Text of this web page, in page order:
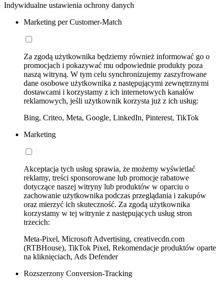
Indywidualne ustawienia ochrony danych
Marketing per Customer-Match
Za zgodą użytkownika będziemy również informować go o
promocjach i pokazywać mu odpowiednie produkty poza
naszą witryną. W tym celu synchronizujemy zaszyfrowane
dane osobowe użytkownika z następującymi zewnętrznymi
dostawcami i korzystamy z ich internetowych kanałów
reklamowych, jeśli użytkownik korzysta już z ich usług:
Bing, Criteo, Meta, Google, LinkedIn, Pinterest, TikTok
Marketing
Akceptacja tych usług sprawia, że możemy wyświetlać
reklamy, treści sponsorowane lub promocje rabatowe
dotyczące naszej witryny lub produktów w oparciu o
zachowanie użytkownika podczas przeglądania i zakupów
oraz mierzyć ich skuteczność. Za zgodą użytkownika
korzystamy w tej witrynie z następujących usług stron
trzecich:
Meta-Pixel, Microsoft Advertising, creativecdn.com
(RTBHouse), TikTok Pixel, Rekomendacje produktów oparte
na kliknięciach, Ads Defender
Rozszerzony Conversion-Tracking